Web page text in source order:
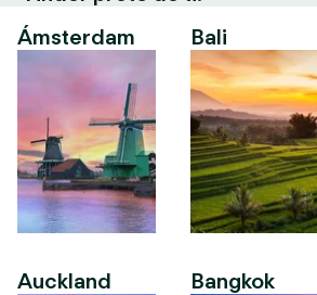
Ámsterdam
Auckland
Bali
Bangkok